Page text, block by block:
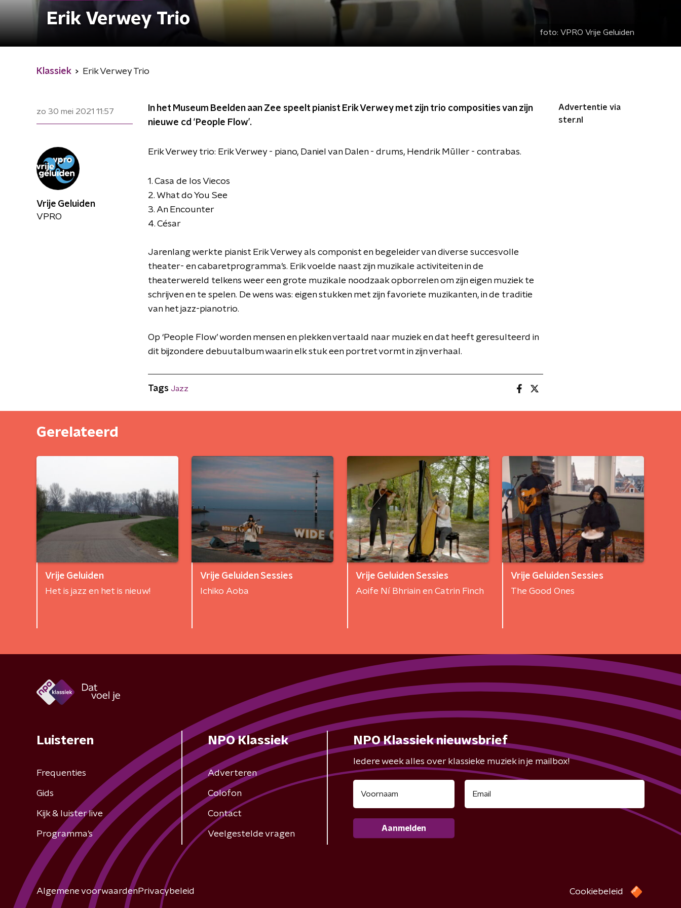
Erik Verwey Trio
foto: VPRO Vrije Geluiden
Klassiek Erik Verwey Trio
zo 30 mei 2021 11:57
In het Museum Beelden aan Zee speelt pianist Erik Verwey met zijn trio composities van zijn
nieuwe cd ‘People Flow’.
Erik Verwey trio: Erik Verwey - piano, Daniel van Dalen - drums, Hendrik Mūller - contrabas.
1. Casa de los Viecos
2. What do You See
3. An Encounter
4. César
Jarenlang werkte pianist Erik Verwey als componist en begeleider van diverse succesvolle
theater- en cabaretprogramma’s. Erik voelde naast zijn muzikale activiteiten in de
theaterwereld telkens weer een grote muzikale noodzaak opborrelen om zijn eigen muziek te
schrijven en te spelen. De wens was: eigen stukken met zijn favoriete muzikanten, in de traditie
van het jazz-pianotrio.
Op ‘People Flow’ worden mensen en plekken vertaald naar muziek en dat heeft geresulteerd in
dit bijzondere debuutalbum waarin elk stuk een portret vormt in zijn verhaal.
Advertentie via
ster.nl
Vrije Geluiden
VPRO
Tags Jazz
Gerelateerd
Vrije Geluiden
Het is jazz en het is nieuw!
Vrije Geluiden Sessies
Ichiko Aoba
Vrije Geluiden Sessies
Aoife Ní Bhriain en Catrin Finch
Vrije Geluiden Sessies
The Good Ones
Luisteren
Frequenties
Gids
Kijk & luister live
Programma's
NPO Klassiek
Adverteren
Colofon
Contact
Veelgestelde vragen
NPO Klassiek nieuwsbrief
Iedere week alles over klassieke muziek in je mailbox!
Aanmelden
Algemene voorwaardenPrivacybeleid Cookiebeleid